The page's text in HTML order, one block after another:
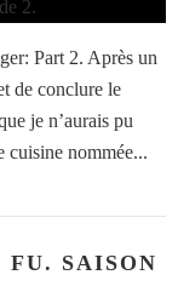
Part 2. Après un
de conclure le
je n’aurais pu
cuisine nommée...
SAISON